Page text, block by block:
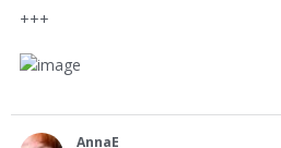
+++
AnnaE